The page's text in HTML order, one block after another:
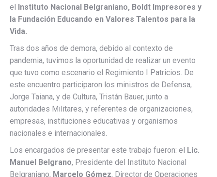
el Instituto Nacional Belgraniano, Boldt Impresores y
la Fundación Educando en Valores Talentos para la
Vida.
Tras dos años de demora, debido al contexto de
pandemia, tuvimos la oportunidad de realizar un evento
que tuvo como escenario el Regimiento I Patricios. De
este encuentro participaron los ministros de Defensa,
Jorge Taiana, y de Cultura, Tristán Bauer, junto a
autoridades Militares, y referentes de organizaciones,
empresas, instituciones educativas y organismos
nacionales e internacionales.
Los encargados de presentar este trabajo fueron: el Lic.
Manuel Belgrano, Presidente del Instituto Nacional
Belgraniano; Marcelo Gómez, Director de Operaciones